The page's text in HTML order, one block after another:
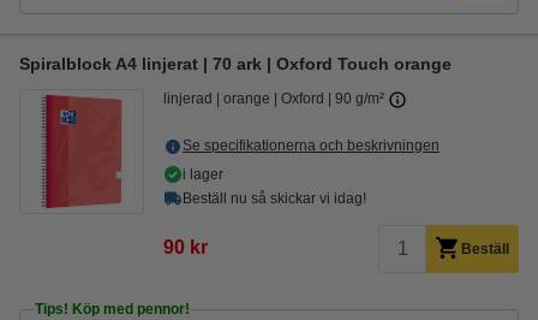
Spiralblock A4 linjerat | 70 ark | Oxford Touch orange
linjerad orange Oxford 90 g/m²
Se specifikationerna och beskrivningen
i lager
Beställ nu så skickar vi idag!
90 kr Beställ
Tips! Köp med pennor!